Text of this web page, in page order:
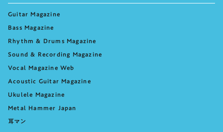
Guitar Magazine
Bass Magazine
Rhythm & Drums Magazine
Sound & Recording Magazine
Vocal Magazine Web
Acoustic Guitar Magazine
Ukulele Magazine
Metal Hammer Japan
耳マン